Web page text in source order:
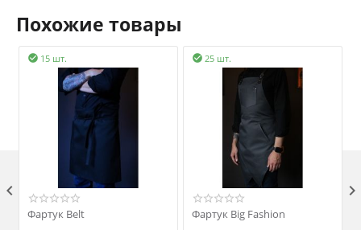
Похожие товары
15 шт.

Фартук Belt
25 шт.

Фартук Big Fashion
 